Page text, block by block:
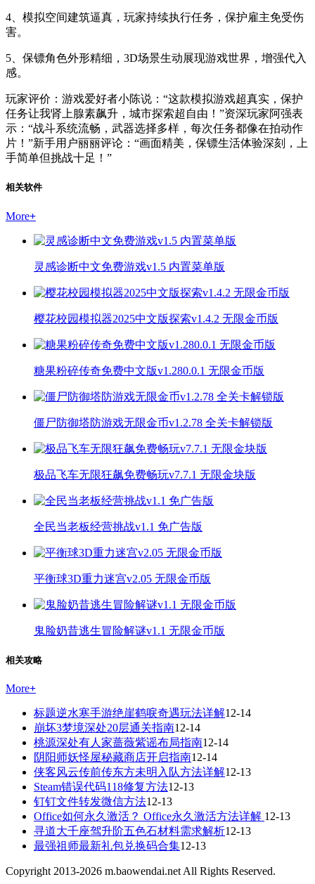
4、模拟空间建筑逼真，玩家持续执行任务，保护雇主免受伤
害。
5、保镖角色外形精细，3D场景生动展现游戏世界，增强代入
感。
玩家评价：游戏爱好者小陈说：“这款模拟游戏超真实，保护
任务让我肾上腺素飙升，城市探索超自由！”资深玩家阿强表
示：“战斗系统流畅，武器选择多样，每次任务都像在拍动作
片！”新手用户丽丽评论：“画面精美，保镖生活体验深刻，上
手简单但挑战十足！”
相关软件
More+
灵感诊断中文免费游戏v1.5 内置菜单版
樱花校园模拟器2025中文版探索v1.4.2 无限金币版
糖果粉碎传奇免费中文版v1.280.0.1 无限金币版
僵尸防御塔防游戏无限金币v1.2.78 全关卡解锁版
极品飞车无限狂飙免费畅玩v7.7.1 无限金块版
全民当老板经营挑战v1.1 免广告版
平衡球3D重力迷宫v2.05 无限金币版
鬼脸奶昔逃生冒险解谜v1.1 无限金币版
相关攻略
More+
标题逆水寒手游绝崖鹤唳奇遇玩法详解12-14
崩坏3梦境深处20层通关指南12-14
桃源深处有人家蔷薇紫谣布局指南12-14
阴阳师妖怪屋秘藏商店开启指南12-14
侠客风云传前传东方未明入队方法详解12-13
Steam错误代码118修复方法12-13
钉钉文件转发微信方法12-13
Office如何永久激活？ Office永久激活方法详解 12-13
寻道大千座驾升阶五色石材料需求解析12-13
最强祖师最新礼包兑换码合集12-13
Copyright 2013-2026 m.baowendai.net All Rights Reserved.